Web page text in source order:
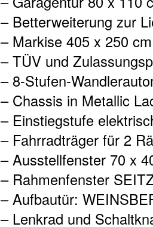
– Betterweiterung zur
– Markise 405 x 250
– TÜV und
– 8-Stufen-
– Chassis in Metallic
– Einstiegstufe
– Fahrradträger für 2
– Ausstellfenster 70 x
– Rahmenfenster
– Aufbautür:
– Lenkrad und